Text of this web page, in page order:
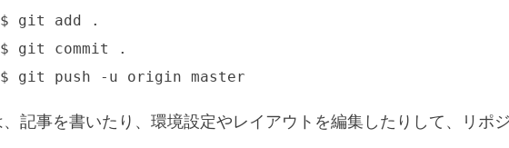
$ git add .
$ git commit .
$ git push -u origin master
記事を書いたり、環境設定やレイアウトを編集したりして、リポ